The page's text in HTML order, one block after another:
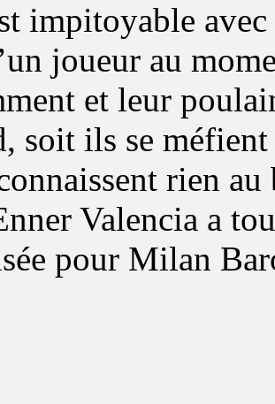
impitoyable
joueur au
et leur
soit ils se
rien
Valencia a
pour Milan